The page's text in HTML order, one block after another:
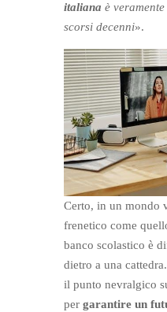
italiana è
scorsi decenni».
Certo, in un mondo
frenetico come
banco scolastico è
dietro a una
il punto nevralgico
per garantire un